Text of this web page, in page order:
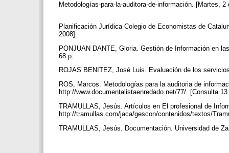
Metodologías-para-la-auditora-de-información. [Martes,
Planificación Jurídica Colegio de Economistas de
2008].
PONJUAN DANTE, Gloria. Gestión de Información en
68 p.
ROJAS BENITEZ, José Luis. Evaluación de los
ROS, Marcos. Metodologías para la auditoria de
http://www.documentalistaenredado.net/77/. [Consulta
TRAMULLAS, Jesús. Artículos en El profesional de
http://tramullas.com/jaca/gescon/contenidos/textos/
TRAMULLAS, Jesús. Documentación. Universidad de